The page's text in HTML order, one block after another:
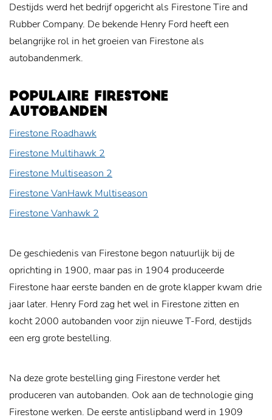
Destijds werd het bedrijf opgericht als Firestone Tire and
Rubber Company. De bekende Henry Ford heeft een
belangrijke rol in het groeien van Firestone als
autobandenmerk.
POPULAIRE FIRESTONE
AUTOBANDEN
Firestone Roadhawk
Firestone Multihawk 2
Firestone Multiseason 2
Firestone VanHawk Multiseason
Firestone Vanhawk 2
De geschiedenis van Firestone begon natuurlijk bij de
oprichting in 1900, maar pas in 1904 produceerde
Firestone haar eerste banden en de grote klapper kwam drie
jaar later. Henry Ford zag het wel in Firestone zitten en
kocht 2000 autobanden voor zijn nieuwe T-Ford, destijds
een erg grote bestelling.
Na deze grote bestelling ging Firestone verder het
produceren van autobanden. Ook aan de technologie ging
Firestone werken. De eerste antislipband werd in 1909